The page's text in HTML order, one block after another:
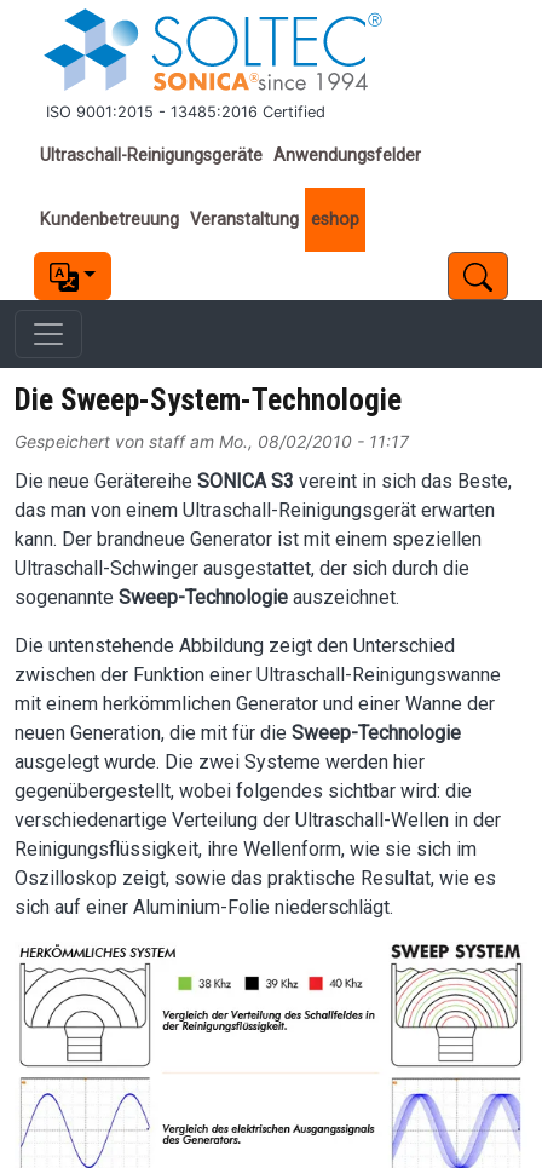
Direkt zum Inhalt
ISO 9001:2015 - 13485:2016 Certified
Important links
Ultraschall-Reinigungsgeräte Anwendungsfelder
Kundenbetreuung Veranstaltung eshop
Die Sweep-System-Technologie
Gespeichert von staffam Mo., 08/02/2010 - 11:17
Die neue Gerätereihe SONICA S3 vereint in sich das Beste,
das man von einem Ultraschall-Reinigungsgerät erwarten
kann. Der brandneue Generator ist mit einem speziellen
Ultraschall-Schwinger ausgestattet, der sich durch die
sogenannte Sweep-Technologie auszeichnet.
Die untenstehende Abbildung zeigt den Unterschied
zwischen der Funktion einer Ultraschall-Reinigungswanne
mit einem herkömmlichen Generator und einer Wanne der
neuen Generation, die mit für die Sweep-Technologie
ausgelegt wurde. Die zwei Systeme werden hier
gegenübergestellt, wobei folgendes sichtbar wird: die
verschiedenartige Verteilung der Ultraschall-Wellen in der
Reinigungsflüssigkeit, ihre Wellenform, wie sie sich im
Oszilloskop zeigt, sowie das praktische Resultat, wie es
sich auf einer Aluminium-Folie niederschlägt.
Image